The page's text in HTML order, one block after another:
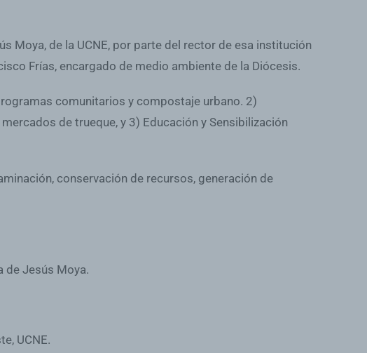
Moya, de la UCNE, por parte del rector de esa institución
Frías, encargado de medio ambiente de la Diócesis.
comunitarios y compostaje urbano. 2)
de trueque, y 3) Educación y Sensibilización
conservación de recursos, generación de
de Jesús Moya.
UCNE.